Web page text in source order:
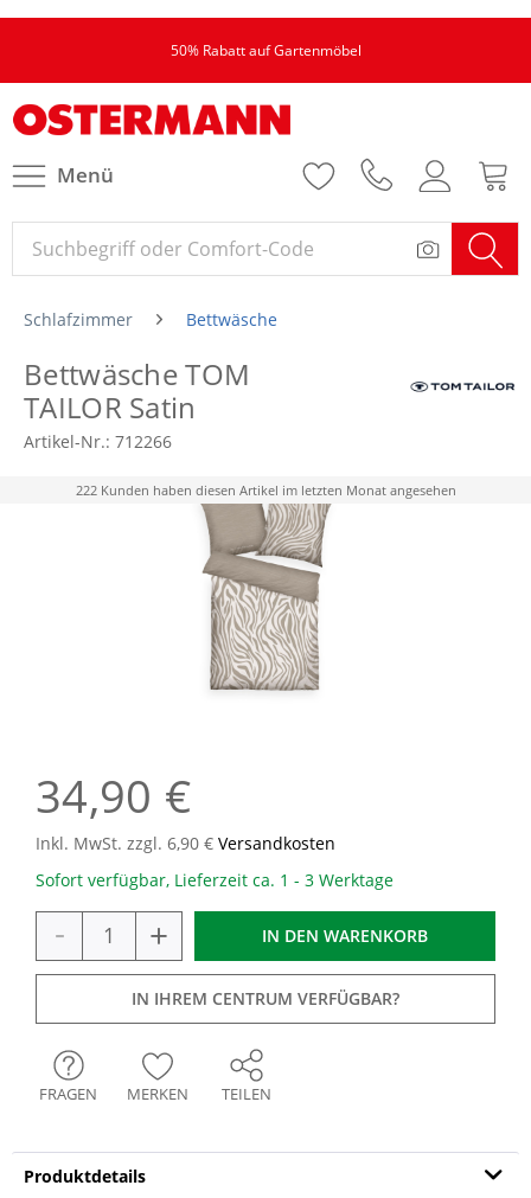
50% Rabatt auf Gartenmöbel
Menü
Schlafzimmer Bettwäsche
Bettwäsche TOM
TAILOR Satin
Artikel-Nr.: 712266
222 Kunden haben diesen Artikel im letzten Monat angesehen
34,90 €
Inkl. MwSt. zzgl. 6,90 € Versandkosten
Sofort verfügbar, Lieferzeit ca. 1 - 3 Werktage
- + IN DEN WARENKORB
IN IHREM CENTRUM VERFÜGBAR?
FRAGEN MERKEN TEILEN
Produktdetails